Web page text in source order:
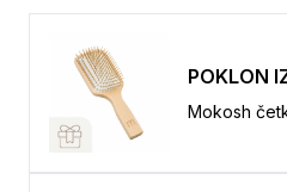
POKLON
Mokosh